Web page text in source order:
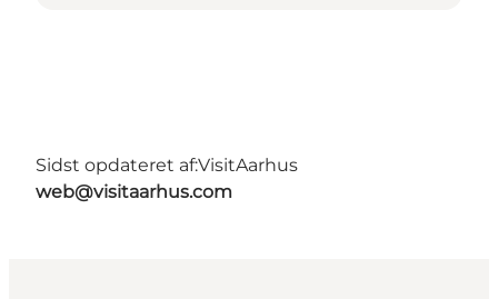
Sidst opdateret af:VisitAarhus
web@visitaarhus.com